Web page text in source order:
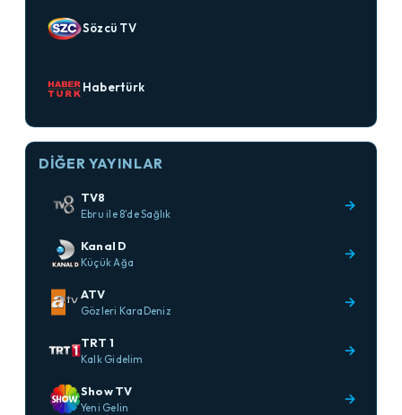
Sözcü TV
Habertürk
DIĞER YAYINLAR
TV8
Ebru ile 8'de Sağlık
→
Kanal D
Küçük Ağa
→
ATV
Gözleri KaraDeniz
→
TRT 1
Kalk Gidelim
→
Show TV
Yeni Gelin
→